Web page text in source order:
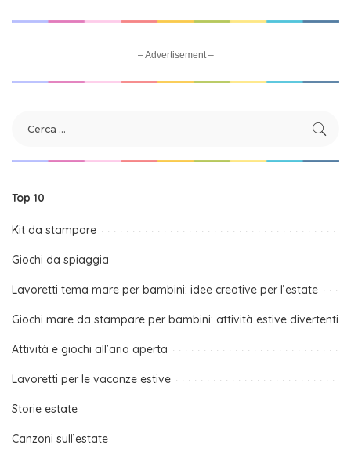
– Advertisement –
Top 10
Kit da stampare
Giochi da spiaggia
Lavoretti tema mare per bambini: idee creative per l’estate
Giochi mare da stampare per bambini: attività estive divertenti
Attività e giochi all’aria aperta
Lavoretti per le vacanze estive
Storie estate
Canzoni sull’estate